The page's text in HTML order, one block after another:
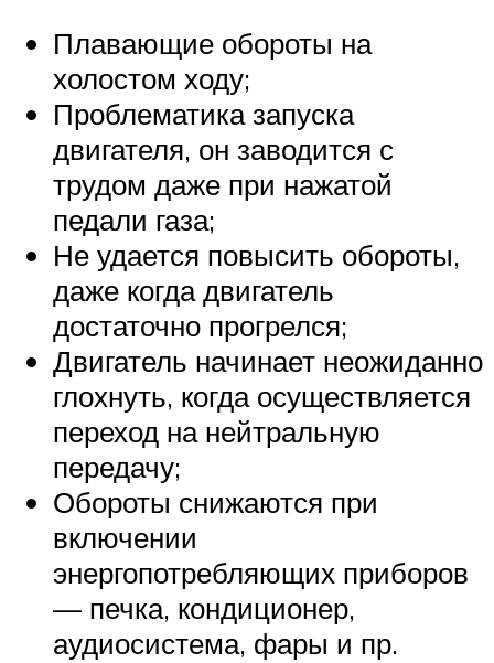
Плавающие обороты на
холостом ходу;
Проблематика запуска
двигателя, он заводится с
трудом даже при нажатой
педали газа;
Не удается повысить обороты,
даже когда двигатель
достаточно прогрелся;
Двигатель начинает неожиданно
глохнуть, когда осуществляется
переход на нейтральную
передачу;
Обороты снижаются при
включении
энергопотребляющих приборов
— печка, кондиционер,
аудиосистема, фары и пр.